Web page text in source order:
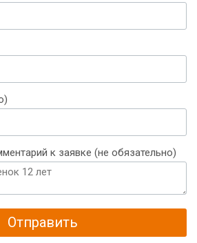
к заявке (не обязательно)
Отправить